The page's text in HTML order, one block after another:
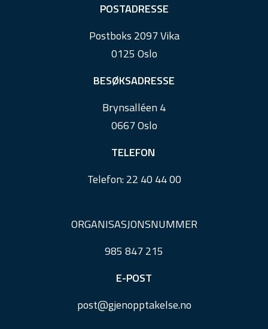
POSTADRESSE
Postboks 2097 Vika
0125 Oslo
BESØKSADRESSE
Brynsalléen 4
0667 Oslo
TELEFON
Telefon:22 40 44 00
ORGANISASJONSNUMMER
985 847 215
E-POST
post@gjenopptakelse.no